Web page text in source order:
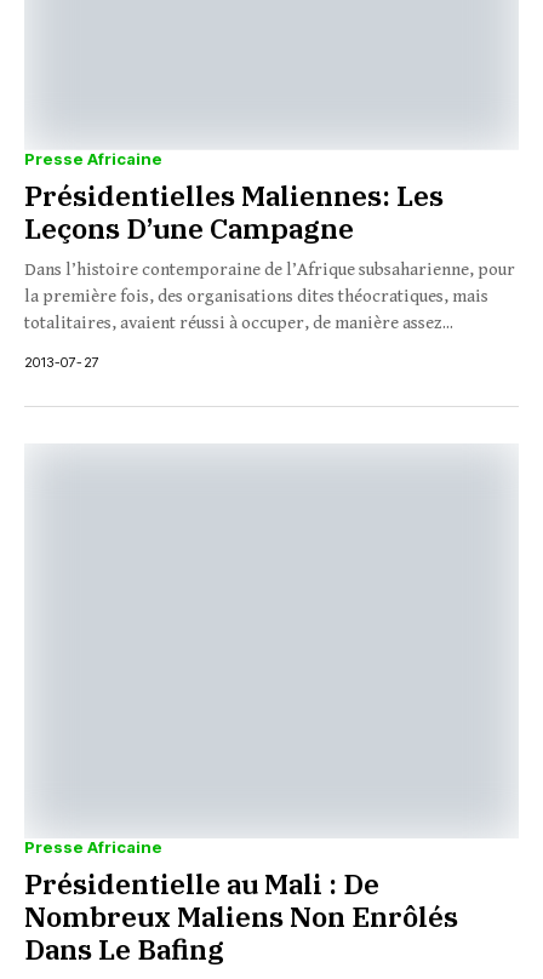
Presse Africaine
Présidentielles Maliennes: Les
Leçons D’une Campagne
Dans l’histoire contemporaine de l’Afrique subsaharienne, pour
la première fois, des organisations dites théocratiques, mais
totalitaires, avaient réussi à occuper, de manière assez...
2013-07-27
Presse Africaine
Présidentielle au Mali : De
Nombreux Maliens Non Enrôlés
Dans Le Bafing